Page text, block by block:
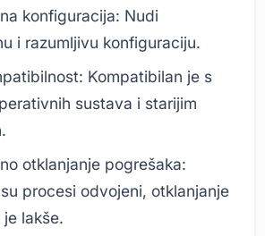
konfiguracija: Nudi
i razumljivu konfiguraciju.
Kompatibilan je s
sustava i starijim
otklanjanje pogrešaka:
procesi odvojeni, otklanjanje
lakše.